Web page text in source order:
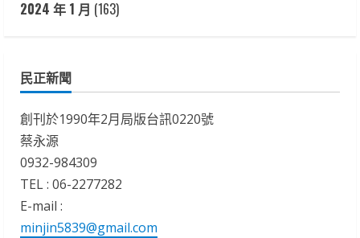
2024 年 1 月 (163)
民正新聞
創刊於1990年2月局版台訊0220號
蔡永源
0932-984309
TEL : 06-2277282
E-mail :
minjin5839@gmail.com